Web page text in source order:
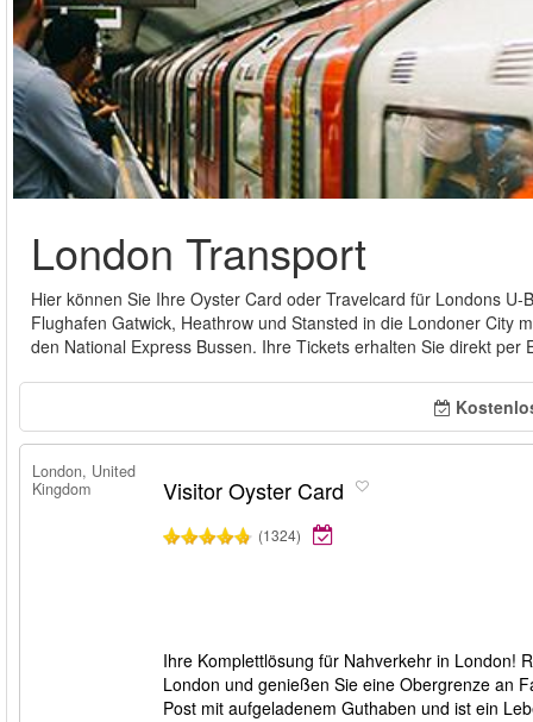
London Transport
Hier können Sie Ihre Oyster Card oder Travelcard für Londons
Flughafen Gatwick, Heathrow und Stansted in die Londoner City
den National Express Bussen. Ihre Tickets erhalten Sie direkt
London, United
Kingdom
Visitor Oyster Card
(1324)
Ihre Komplettlösung für Nahverkehr in London!
London und genießen Sie eine Obergrenze an
Post mit aufgeladenem Guthaben und ist ein